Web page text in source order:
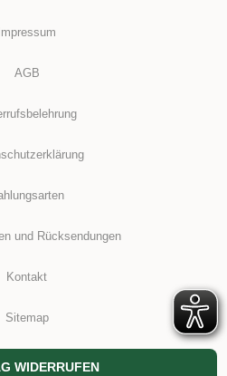
Impressum
AGB
und Rücksendungen
Kontakt
Sitemap
WIDERRUFEN